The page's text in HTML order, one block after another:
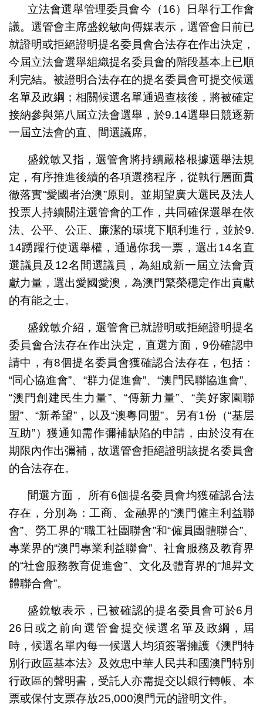
立法會選舉管理委員會今（16）日舉行工作會
議。選管會主席盛銳敏向傳媒表示，選管會日前已
就證明或拒絕證明提名委員會合法存在作出決定，
今屆立法會選舉組織提名委員會的階段基本上已順
利完結。被證明合法存在的提名委員會可提交候選
名單及政綱；相關候選名單通過查核後，將被確定
接納參與第八屆立法會選舉，於9.14選舉日競逐新
一屆立法會的直、間選議席。
盛銳敏又指，選管會將持續嚴格根據選舉法規
定，有序推進後續的各項選務程序，從執行層面貫
徹落實“愛國者治澳”原則。並期望廣大選民及法人
投票人持續關注選管會的工作，共同確保選舉在依
法、公平、公正、廉潔的環境下順利進行，並於9.
14踴躍行使選舉權，通過你我一票，選出14名直
選議員及12名間選議員，為組成新一屆立法會貢
獻力量，選出愛國愛澳，為澳門繁榮穩定作出貢獻
的有能之士。
盛銳敏介紹，選管會已就證明或拒絕證明提名
委員會合法存在作出決定，直選方面，9份確認申
請中，有8個提名委員會獲確認合法存在，包括：
“同心協進會”、“群力促進會”、“澳門民聯協進會”、
“澳門創建民生力量”、“傳新力量”、“美好家園聯
盟”、“新希望”，以及“澳粵同盟”。另有1份（“基层
互助”）獲通知需作彌補缺陷的申請，由於沒有在
期限內作出彌補，故選管會拒絕證明該提名委員會
的合法存在。
間選方面， 所有6個提名委員會均獲確認合法
存在，分別為：工商、金融界的“澳門僱主利益聯
會”、勞工界的“職工社團聯會”和“僱員團體聯合”、
專業界的“澳門專業利益聯會”、社會服務及教育界
的“社會服務教育促進會”、文化及體育界的“旭昇文
體聯合會”。
盛銳敏表示，已被確認的提名委員會可於6月
26日或之前向選管會提交候選名單及政綱，屆
時，候選名單內每一候選人均須簽署擁護《澳門特
別行政區基本法》及效忠中華人民共和國澳門特別
行政區的聲明書，受託人亦需提交以銀行轉帳、本
票或保付支票存放25,000澳門元的證明文件。